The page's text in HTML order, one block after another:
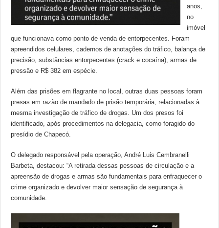
anos,
no
imóvel
que funcionava como ponto de venda de entorpecentes. Foram
apreendidos celulares, cadernos de anotações do tráfico, balança de
precisão, substâncias entorpecentes (crack e cocaína), armas de
pressão e R$ 382 em espécie.
Além das prisões em flagrante no local, outras duas pessoas foram
presas em razão de mandado de prisão temporária, relacionadas à
mesma investigação de tráfico de drogas. Um dos presos foi
identificado, após procedimentos na delegacia, como foragido do
presídio de Chapecó.
O delegado responsável pela operação, André Luis Cembranelli
Barbeta, destacou: “A retirada dessas pessoas de circulação e a
apreensão de drogas e armas são fundamentais para enfraquecer o
crime organizado e devolver maior sensação de segurança à
comunidade.